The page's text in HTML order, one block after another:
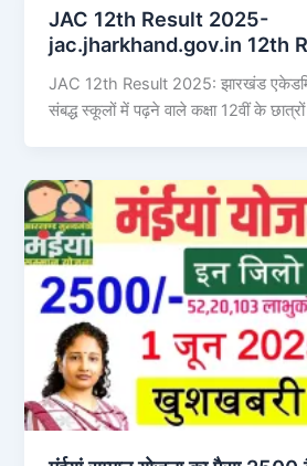
JAC 12th Result 2025-
jac.jharkhand.gov.in 12th
JAC 12th Result 2025: झारखंड
संबद्ध स्कूलों में पढ़ने वाले कक्षा 12वीं के